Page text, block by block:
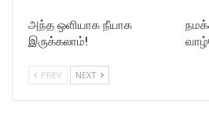
அந்த ஒளியாக நீயாக
இருக்கலாம்!
PREV NEXT